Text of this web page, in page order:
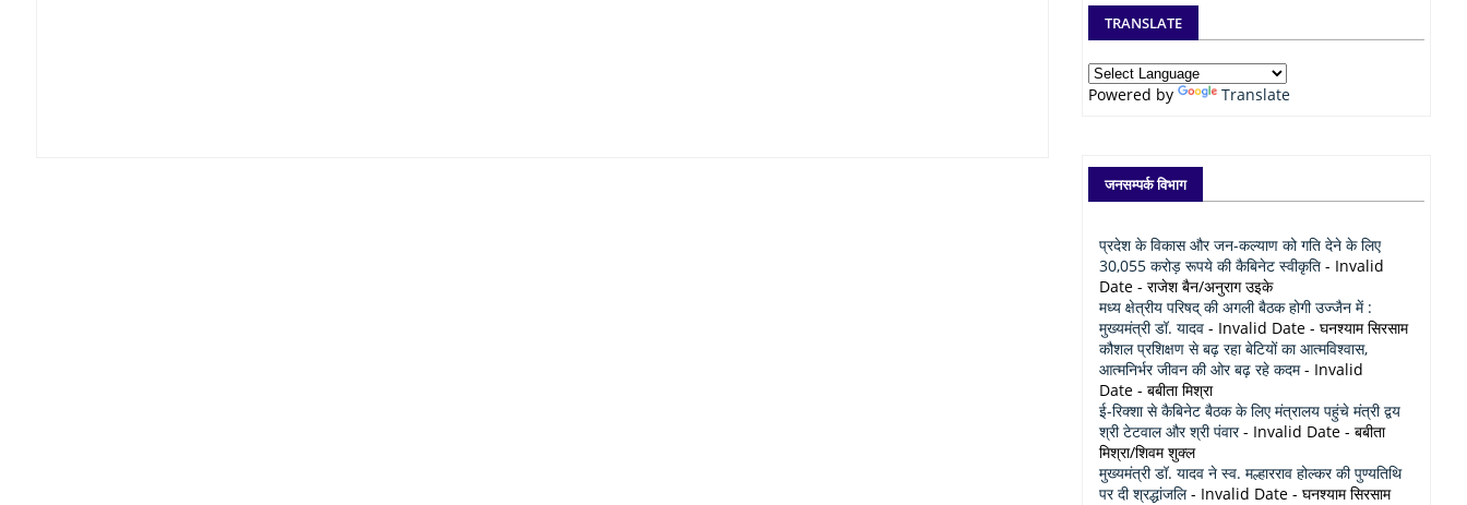
TRANSLATE
Powered by Translate
जनसम्पर्क विभाग
प्रदेश के विकास और जन-कल्याण को गति देने के लिए
30,055 करोड़ रूपये की कैबिनेट स्वीकृति - Invalid
Date - राजेश बैन/अनुराग उइके
मध्य क्षेत्रीय परिषद् की अगली बैठक होगी उज्जैन में :
मुख्यमंत्री डॉ. यादव - Invalid Date - घनश्याम सिरसाम
कौशल प्रशिक्षण से बढ़ रहा बेटियों का आत्मविश्वास,
आत्मनिर्भर जीवन की ओर बढ़ रहे कदम- Invalid
Date - बबीता मिश्रा
ई-रिक्शा से कैबिनेट बैठक के लिए मंत्रालय पहुंचे मंत्री द्वय
श्री टेटवाल और श्री पंवार- Invalid Date - बबीता
मिश्रा/शिवम शुक्ल
मुख्यमंत्री डॉ. यादव ने स्व. मल्हारराव होल्कर की पुण्यतिथि
पर दी श्रद्धांजलि- Invalid Date - घनश्याम सिरसाम